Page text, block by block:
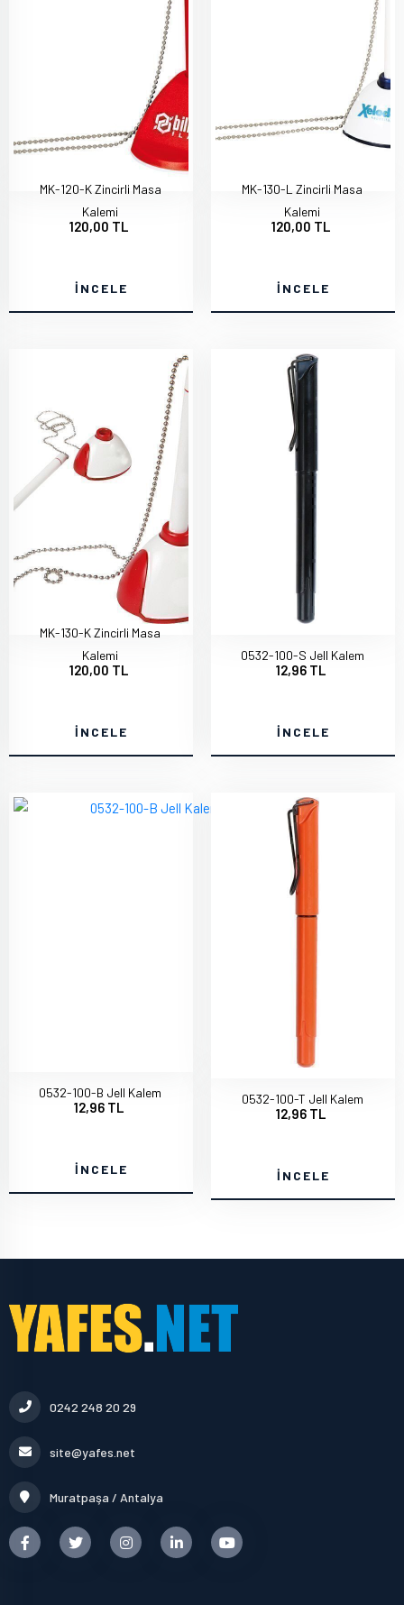
MK-120-K Zincirli Masa
Kalemi
120,00 TL
İNCELE
MK-130-L Zincirli Masa
Kalemi
120,00 TL
İNCELE
MK-130-K Zincirli Masa
Kalemi
120,00 TL
İNCELE
0532-100-S Jell Kalem
12,96 TL
İNCELE
0532-100-B Jell Kalem
12,96 TL
İNCELE
0532-100-T Jell Kalem
12,96 TL
İNCELE
0242 248 20 29
site@yafes.net
Muratpaşa / Antalya